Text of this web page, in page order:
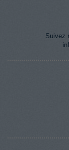
Suivez